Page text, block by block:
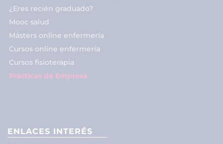
¿Eres recién graduado?
Mooc salud
Másters online enfermería
Cursos online enfermería
Cursos fisioterapia
Prácticas de Empresa
ENLACES INTERÉS